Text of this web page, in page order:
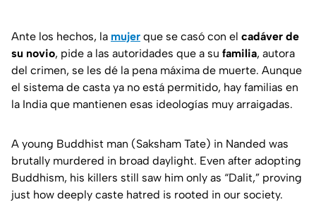
Ante los hechos, la mujer que se casó con el cadáver de
su novio, pide a las autoridades que a su familia, autora
del crimen, se les dé la pena máxima de muerte. Aunque
el sistema de casta ya no está permitido, hay familias en
la India que mantienen esas ideologías muy arraigadas.
A young Buddhist man (Saksham Tate) in Nanded was
brutally murdered in broad daylight. Even after adopting
Buddhism, his killers still saw him only as “Dalit,” proving
just how deeply caste hatred is rooted in our society.